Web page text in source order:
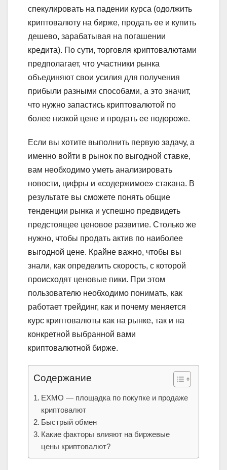
спекулировать на падении курса (одолжить
криптовалюту на бирже, продать ее и купить
дешево, зарабатывая на погашении
кредита). По сути, торговля криптовалютами
предполагает, что участники рынка
объединяют свои усилия для получения
прибыли разными способами, а это значит,
что нужно запастись криптовалютой по
более низкой цене и продать ее подороже.
Если вы хотите выполнить первую задачу, а
именно войти в рынок по выгодной ставке,
вам необходимо уметь анализировать
новости, цифры и «содержимое» стакана. В
результате вы сможете понять общие
тенденции рынка и успешно предвидеть
предстоящее ценовое развитие. Столько же
нужно, чтобы продать актив по наиболее
выгодной цене. Крайне важно, чтобы вы
знали, как определить скорость, с которой
происходят ценовые пики. При этом
пользователю необходимо понимать, как
работает трейдинг, как и почему меняется
курс криптовалюты как на рынке, так и на
конкретной выбранной вами
криптовалютной бирже.
Содержание
EXMO — площадка по покупке и продаже
криптовалют
Быстрый обмен
Какие факторы влияют на биржевые
цены криптовалют?